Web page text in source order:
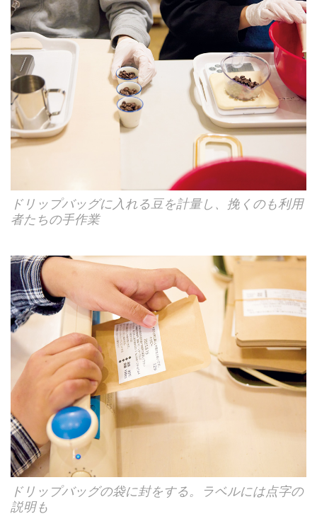
ドリップバッグに入れる豆を計量し、挽くのも利用
者たちの手作業
ドリップバッグの袋に封をする。ラベルには点字の
説明も